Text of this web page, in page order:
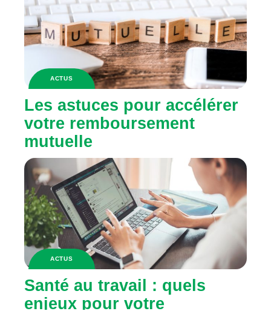
ACTUS
Les astuces pour accélérer
votre remboursement
mutuelle
ACTUS
Santé au travail : quels
enjeux pour votre